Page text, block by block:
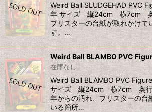
Weird Ball SLUDGEHAD PVC
年 サイズ 縦24cm 横7cm
ブリスターの台紙が取れかけて
す。…
Weird Ball BLAMBO PVC
在庫なし
Weird Ball BLAMBO PVC
サイズ 縦24cm 横7cm 奥
年からの汚れ、ブリスターの台
いる箇所…